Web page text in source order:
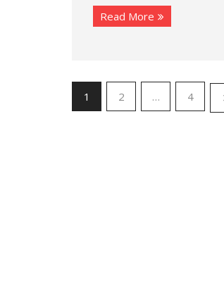
Read More
1 2 … 4